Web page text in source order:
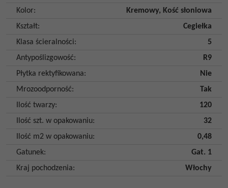
Kolor: Kremowy, Kość słoniowa
Kształt:
Cegiełka
Klasa ścieralności:
5
Antypoślizgowość:
R9
Płytka rektyfikowana:
Nie
Mrozoodporność:
Tak
Ilość twarzy:
120
Ilość szt. w opakowaniu:
32
Ilość m2 w opakowaniu:
0,48
Gatunek:
Gat. 1
Kraj pochodzenia: Włochy